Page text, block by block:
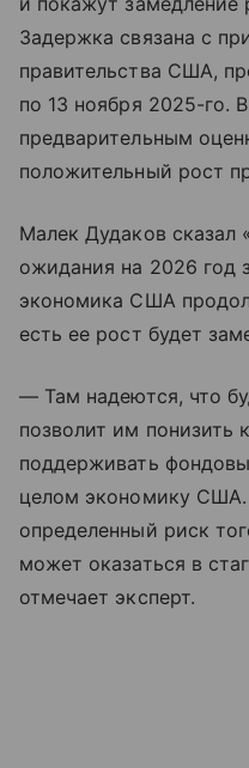
Задержка связана с
правительства США,
по 13 ноября 2025-го.
предварительным
положительный рост
Малек Дудаков сказал
ожидания на 2026 год
экономика США
есть ее рост будет
— Там надеются, что
позволит им понизить
поддерживать
целом экономику США.
определенный риск
может оказаться в
отмечает эксперт.